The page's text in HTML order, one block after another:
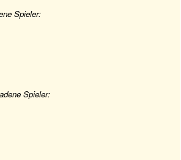
Spieler:
Spieler: